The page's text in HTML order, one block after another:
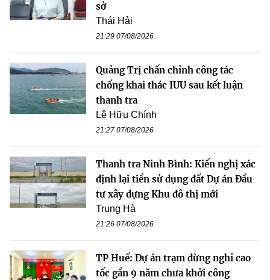
sở
Thái Hải
21:29 07/08/2026
Quảng Trị chấn chỉnh công tác
chống khai thác IUU sau kết luận
thanh tra
Lê Hữu Chính
21:27 07/08/2026
Thanh tra Ninh Bình: Kiến nghị xác
định lại tiền sử dụng đất Dự án Đầu
tư xây dựng Khu đô thị mới
Trung Hà
21:26 07/08/2026
TP Huế: Dự án trạm dừng nghỉ cao
tốc gần 9 năm chưa khởi công